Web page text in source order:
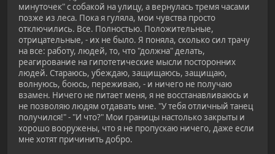
минуточек" с собакой на улицу, а вернулась тремя часами
позже из леса. Пока я гуляла, мои чувства просто
отключились. Все. Полностью. Положительные,
отрицательные, - их не было. Я поняла, сколько сил трачу
на все: работу, людей, то, что "должна" делать,
реагирование на гипотетические мысли посторонних
людей. Стараюсь, убеждаю, защищаюсь, защищаю,
волнуюсь, боюсь, переживаю, - и ничего не получаю
взамен. Ничего не питает меня, я не восстанавливаюсь и
не позволяю людям отдавать мне. "У тебя отличный танец
получился!" - "И что?" Мои границы настолько закрыты и
хорошо вооружены, что я не пропускаю ничего, даже если
мне хотят причинить добро.